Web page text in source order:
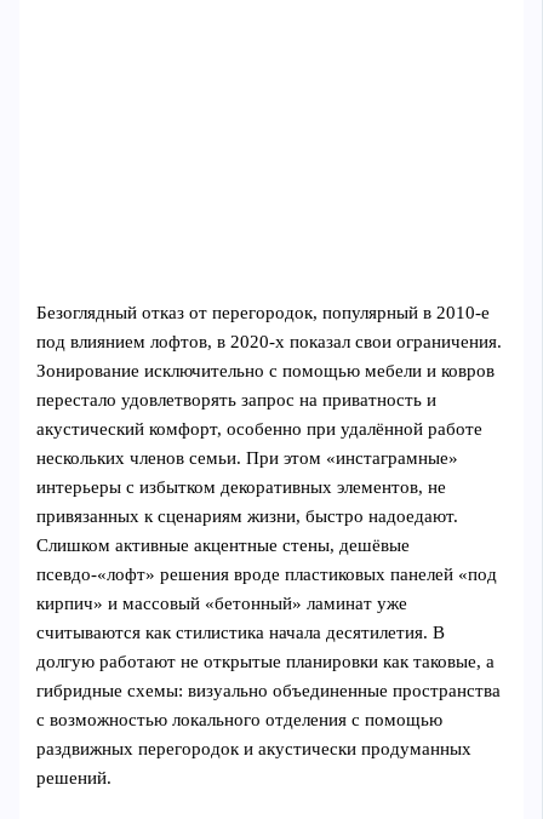
Безоглядный отказ от перегородок, популярный в 2010‑е
под влиянием лофтов, в 2020‑х показал свои ограничения.
Зонирование исключительно с помощью мебели и ковров
перестало удовлетворять запрос на приватность и
акустический комфорт, особенно при удалённой работе
нескольких членов семьи. При этом «инстаграмные»
интерьеры с избытком декоративных элементов, не
привязанных к сценариям жизни, быстро надоедают.
Слишком активные акцентные стены, дешёвые
псевдо‑«лофт» решения вроде пластиковых панелей «под
кирпич» и массовый «бетонный» ламинат уже
считываются как стилистика начала десятилетия. В
долгую работают не открытые планировки как таковые, а
гибридные схемы: визуально объединенные пространства
с возможностью локального отделения с помощью
раздвижных перегородок и акустически продуманных
решений.